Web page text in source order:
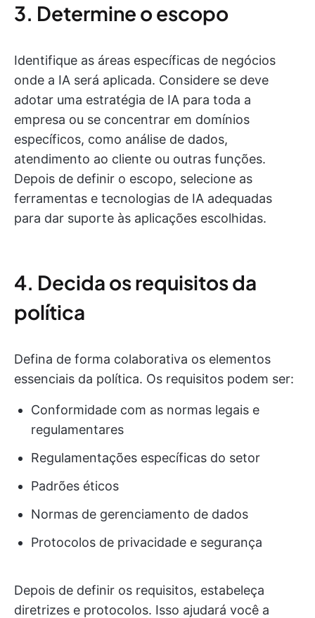
3. Determine o escopo
Identifique as áreas específicas de negócios
onde a IA será aplicada. Considere se deve
adotar uma estratégia de IA para toda a
empresa ou se concentrar em domínios
específicos, como análise de dados,
atendimento ao cliente ou outras funções.
Depois de definir o escopo, selecione as
ferramentas e tecnologias de IA adequadas
para dar suporte às aplicações escolhidas.
4. Decida os requisitos da
política
Defina de forma colaborativa os elementos
essenciais da política. Os requisitos podem ser:
Conformidade com as normas legais e
regulamentares
Regulamentações específicas do setor
Padrões éticos
Normas de gerenciamento de dados
Protocolos de privacidade e segurança
Depois de definir os requisitos, estabeleça
diretrizes e protocolos. Isso ajudará você a